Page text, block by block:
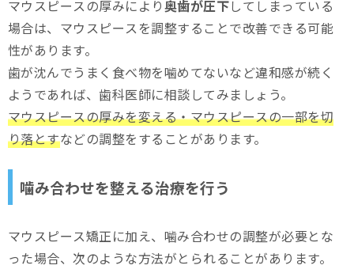
マウスピースの厚みにより奥歯が圧下してしまっている
場合は、マウスピースを調整することで改善できる可能
性があります。
歯が沈んでうまく食べ物を噛めてないなど違和感が続く
ようであれば、歯科医師に相談してみましょう。
マウスピースの厚みを変える・マウスピースの一部を切
り落とすなどの調整をすることがあります。
噛み合わせを整える治療を行う
マウスピース矯正に加え、噛み合わせの調整が必要とな
った場合、次のような方法がとられることがあります。